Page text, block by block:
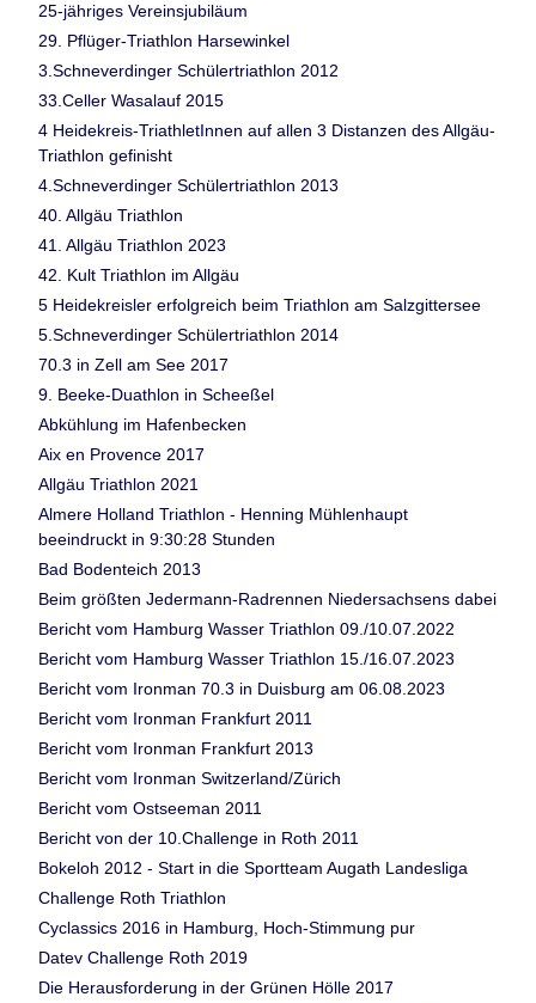
25-jähriges Vereinsjubiläum
29. Pflüger-Triathlon Harsewinkel
3.Schneverdinger Schülertriathlon 2012
33.Celler Wasalauf 2015
4 Heidekreis-TriathletInnen auf allen 3 Distanzen des Allgäu-
Triathlon gefinisht
4.Schneverdinger Schülertriathlon 2013
40. Allgäu Triathlon
41. Allgäu Triathlon 2023
42. Kult Triathlon im Allgäu
5 Heidekreisler erfolgreich beim Triathlon am Salzgittersee
5.Schneverdinger Schülertriathlon 2014
70.3 in Zell am See 2017
9. Beeke-Duathlon in Scheeßel
Abkühlung im Hafenbecken
Aix en Provence 2017
Allgäu Triathlon 2021
Almere Holland Triathlon - Henning Mühlenhaupt
beeindruckt in 9:30:28 Stunden
Bad Bodenteich 2013
Beim größten Jedermann-Radrennen Niedersachsens dabei
Bericht vom Hamburg Wasser Triathlon 09./10.07.2022
Bericht vom Hamburg Wasser Triathlon 15./16.07.2023
Bericht vom Ironman 70.3 in Duisburg am 06.08.2023
Bericht vom Ironman Frankfurt 2011
Bericht vom Ironman Frankfurt 2013
Bericht vom Ironman Switzerland/Zürich
Bericht vom Ostseeman 2011
Bericht von der 10.Challenge in Roth 2011
Bokeloh 2012 - Start in die Sportteam Augath Landesliga
Challenge Roth Triathlon
Cyclassics 2016 in Hamburg, Hoch-Stimmung pur
Datev Challenge Roth 2019
Die Herausforderung in der Grünen Hölle 2017